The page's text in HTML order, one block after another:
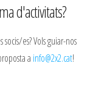
d'activitats?
es? Vols guiar-nos
a info@2x2.cat!